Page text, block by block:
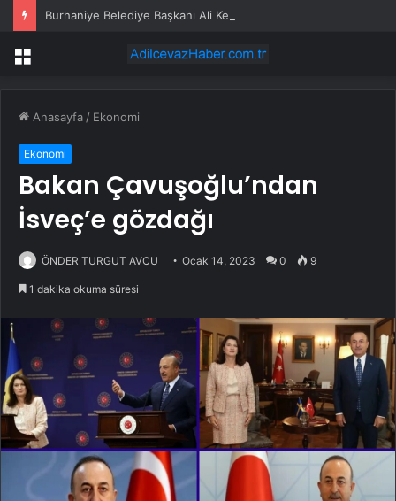
Menü
Anasayfa / Ekonomi
Ekonomi
Bakan Çavuşoğlu’ndan
İsveç’e gözdağı
ÖNDER TURGUT AVCU Ocak 14, 2023 0 9
1 dakika okuma süresi